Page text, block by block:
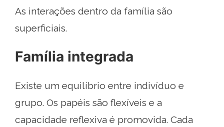
As interações dentro da família são
superficiais.
Família integrada
Existe um equilíbrio entre indivíduo e
grupo. Os papéis são flexíveis e a
capacidade reflexiva é promovida. Cada